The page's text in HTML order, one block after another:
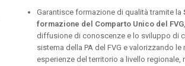
Garantisce formazione di qualità tramite la
formazione del Comparto Unico del FVG
diffusione di conoscenze e lo sviluppo di
sistema della PA del FVG e valorizzando le
esperienze del territorio a livello regionale,